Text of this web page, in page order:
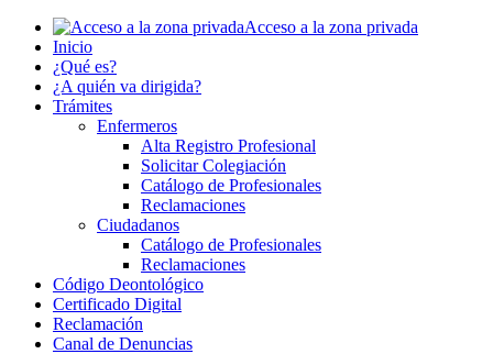
Acceso a la zona privada
Inicio
¿Qué es?
¿A quién va dirigida?
Trámites
Enfermeros
Alta Registro Profesional
Solicitar Colegiación
Catálogo de Profesionales
Reclamaciones
Ciudadanos
Catálogo de Profesionales
Reclamaciones
Código Deontológico
Certificado Digital
Reclamación
Canal de Denuncias